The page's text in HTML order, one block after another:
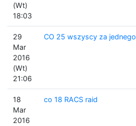
(Wt)
18:03
29
Mar
2016
(Wt)
21:06
CO 25 wszyscy za jednego
18
Mar
2016
co 18 RACS raid